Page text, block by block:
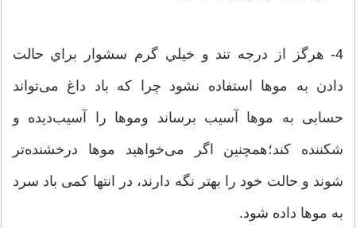
4- هرگز از درجه تند و خيلي گرم سشوار براي حالت
دادن به موها استفاده نشود چرا که باد داغ می‌تواند
حسابی به موها آسیب برساند وموها را آسیب‌دیده و
شکننده‌ کند؛همچنین اگر می‌خواهید موها درخشنده‌تر
شوند و حالت خود را بهتر نگه دارند، در انتها کمی باد سرد
به موها داده شود.